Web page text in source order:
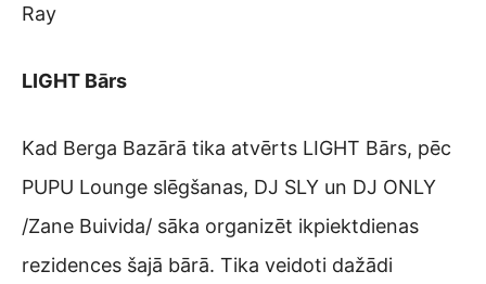
Ray
LIGHT Bārs
Kad Berga Bazārā tika atvērts LIGHT Bārs, pēc
PUPU Lounge slēgšanas, DJ SLY un DJ ONLY
/Zane Buivida/ sāka organizēt ikpiektdienas
rezidences šajā bārā. Tika veidoti dažādi